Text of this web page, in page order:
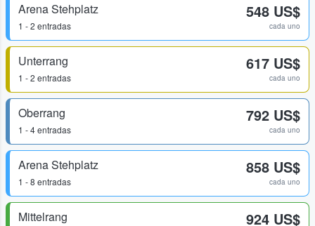
Arena Stehplatz
1 - 2 entradas
548 US$
cada uno
Unterrang
1 - 2 entradas
617 US$
cada uno
Oberrang
1 - 4 entradas
792 US$
cada uno
Arena Stehplatz
1 - 8 entradas
858 US$
cada uno
Mittelrang 924 US$